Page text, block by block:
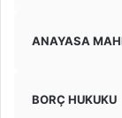
ANAYASA
BORÇ HUKUKU